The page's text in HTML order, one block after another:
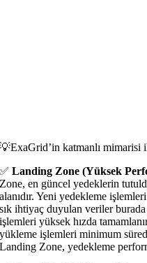
💡ExaGrid’in katmanlı mimarisi
✅Landing Zone (Yüksek
Zone, en güncel yedeklerin
alanıdır. Yeni yedekleme
sık ihtiyaç duyulan veriler
işlemleri yüksek hızda
yükleme işlemleri minimum
Landing Zone, yedekleme